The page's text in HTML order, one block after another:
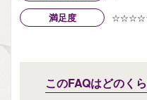
満足度
このFAQはどのく